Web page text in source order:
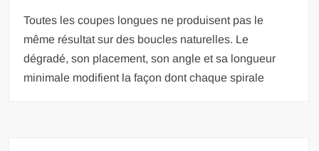
Toutes les coupes longues ne produisent pas le
même résultat sur des boucles naturelles. Le
dégradé, son placement, son angle et sa longueur
minimale modifient la façon dont chaque spirale